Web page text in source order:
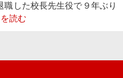
した校長先生役で９年ぶり
読む